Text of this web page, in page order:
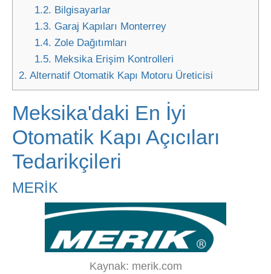
1.2. Bilgisayarlar
1.3. Garaj Kapıları Monterrey
1.4. Zole Dağıtımları
1.5. Meksika Erişim Kontrolleri
2. Alternatif Otomatik Kapı Motoru Üreticisi
Meksika'daki En İyi
Otomatik Kapı Açıcıları
Tedarikçileri
MERİK
Kaynak: merik.com